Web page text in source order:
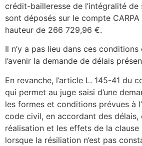
crédit-bailleresse de l’intégralité de
sont déposés sur le compte
hauteur de 266 729,96 €.
Il n’y a pas lieu dans ces conditions
l’avenir la demande de délais
En revanche, l’article L. 145-41 du
qui permet au juge saisi d’une
les formes et conditions prévues à
code civil, en accordant des délais,
réalisation et les effets de la clause
lorsque la résiliation n’est pas